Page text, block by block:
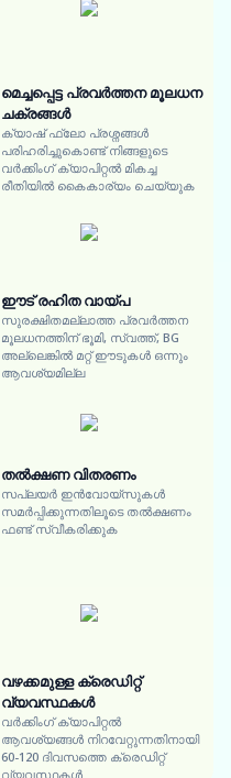
മെച്ചപ്പെട്ട പ്രവർത്തന മൂലധന
ചക്രങ്ങൾ
ക്യാഷ് ഫ്ലോ പ്രശ്നങ്ങൾ
പരിഹരിച്ചുകൊണ്ട് നിങ്ങളുടെ
വർക്കിംഗ് ക്യാപിറ്റൽ മികച്ച
രീതിയിൽ കൈകാര്യം ചെയ്യുക
ഈട് രഹിത വായ്പ
സുരക്ഷിതമല്ലാത്ത പ്രവർത്തന
മൂലധനത്തിന് ഭൂമി, സ്വത്ത്, BG
അല്ലെങ്കിൽ മറ്റ് ഈടുകൾ ഒന്നും
ആവശ്യമില്ല
തൽക്ഷണ വിതരണം
സപ്ലയർ ഇൻവോയ്സുകൾ
സമർപ്പിക്കുന്നതിലൂടെ തൽക്ഷണം
ഫണ്ട് സ്വീകരിക്കുക
വഴക്കമുള്ള ക്രെഡിറ്റ്
വ്യവസ്ഥകൾ
വർക്കിംഗ് ക്യാപിറ്റൽ
ആവശ്യങ്ങൾ നിറവേറ്റുന്നതിനായി
60-120 ദിവസത്തെ ക്രെഡിറ്റ്
വ്യവസ്ഥകൾ